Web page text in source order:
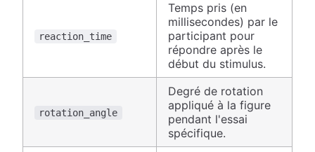
reaction_time
Temps pris (en
millisecondes) par le
participant pour
répondre après le
début du stimulus.
rotation_angle
Degré de rotation
appliqué à la figure
pendant l'essai
spécifique.